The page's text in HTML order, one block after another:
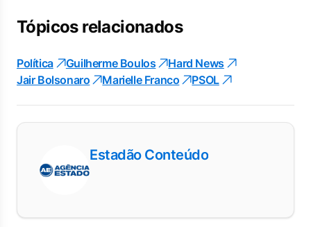
Tópicos relacionados
Política Guilherme Boulos
Hard News
Jair Bolsonaro
Marielle Franco PSOL
Estadão Conteúdo